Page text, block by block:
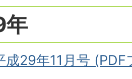
年
成29年11月号